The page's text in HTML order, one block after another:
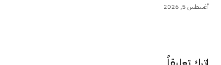
أغسطس 5, 2026